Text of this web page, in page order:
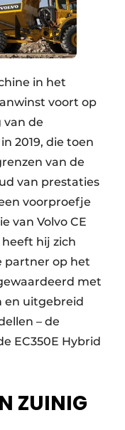
in het
voort op
van de
2019, die toen
van de
van prestaties
voorproefje
van Volvo CE
hij zich
partner op het
met
en uitgebreid
– de
EC350E Hybrid
ZUINIG